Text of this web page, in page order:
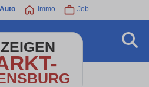
Auto Immo Job